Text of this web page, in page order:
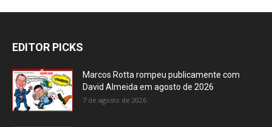
EDITOR PICKS
Marcos Rotta rompeu publicamente com
David Almeida em agosto de 2026
7 de agosto de 2026